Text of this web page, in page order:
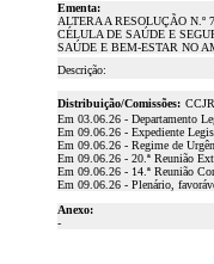
Ementa:
ALTERA A RESOLUÇÃO
CÉLULA DE SAÚDE E
SAÚDE E BEM-ESTAR NO
Descrição:
Distribuição/Comissões:
Em 03.06.26 - Departamento
Em 09.06.26 - Expediente
Em 09.06.26 - Regime de
Em 09.06.26 - 20.ª Reunião
Em 09.06.26 - 14.ª Reunião
Em 09.06.26 - Plenário,
Anexo:
-